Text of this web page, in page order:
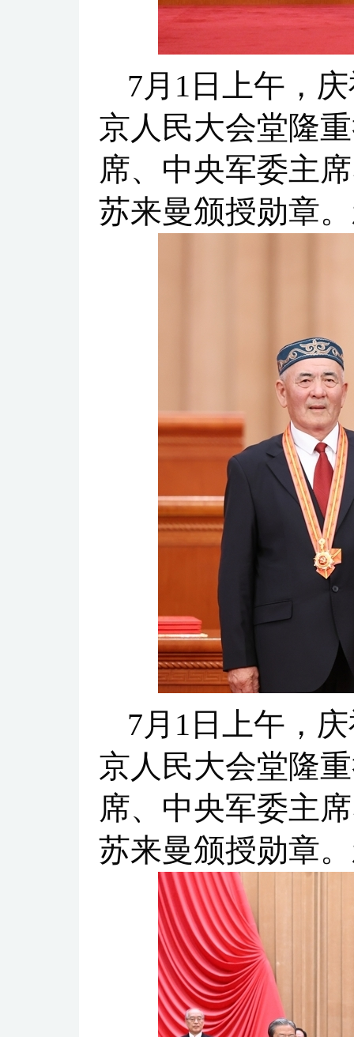
7月1日上午，
京人民大会堂隆
席、中央军委主
苏来曼颁授勋章
7月1日上午，
京人民大会堂隆
席、中央军委主
苏来曼颁授勋章